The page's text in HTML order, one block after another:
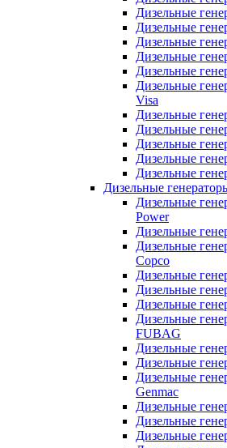
Дизельные
Дизельные
Дизельные
Дизельные
Дизельные
Дизельные
Visa
Дизельные
Дизельные
Дизельные
Дизельные
Дизельные
Дизельные
Дизельные
Power
Дизельные
Дизельные
Copco
Дизельные
Дизельные
Дизельные
Дизельные
FUBAG
Дизельные
Дизельные
Дизельные
Genmac
Дизельные
Дизельные
Дизельные